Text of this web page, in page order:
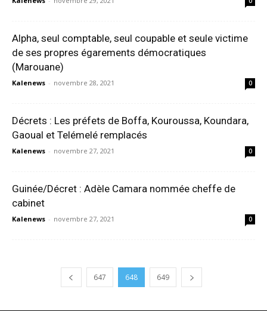
Alpha, seul comptable, seul coupable et seule victime
de ses propres égarements démocratiques
(Marouane)
Kalenews - novembre 28, 2021 0
Décrets : Les préfets de Boffa, Kouroussa, Koundara,
Gaoual et Telémelé remplacés
Kalenews - novembre 27, 2021 0
Guinée/Décret : Adèle Camara nommée cheffe de
cabinet
Kalenews - novembre 27, 2021 0
647 648 649